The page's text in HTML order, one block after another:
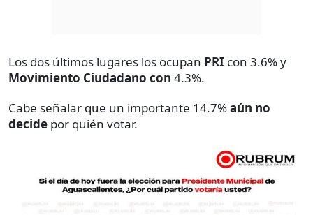
Los dos últimos lugares los ocupan PRI con 3.6% y
Movimiento Ciudadano con 4.3%.
Cabe señalar que un importante 14.7%aún no
decide por quién votar.